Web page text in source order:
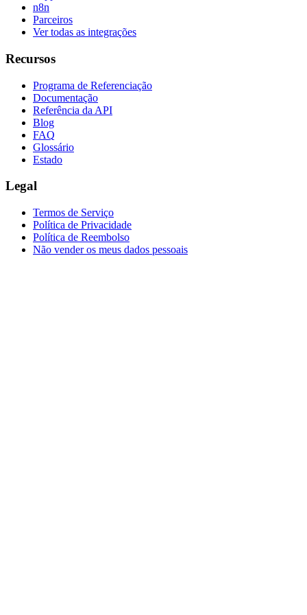
n8n
Parceiros
Ver todas as integrações
Recursos
Programa de Referenciação
Documentação
Referência da API
Blog
FAQ
Glossário
Estado
Legal
Termos de Serviço
Política de Privacidade
Política de Reembolso
Não vender os meus dados pessoais